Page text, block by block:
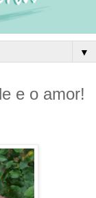
▼
e o amor!